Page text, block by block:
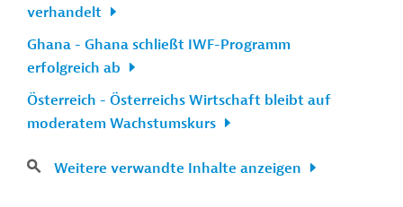
verhandelt
Ghana - Ghana schließt IWF-Programm
erfolgreich ab
Österreich - Österreichs Wirtschaft bleibt auf
moderatem Wachstumskurs
Weitere verwandte Inhalte anzeigen